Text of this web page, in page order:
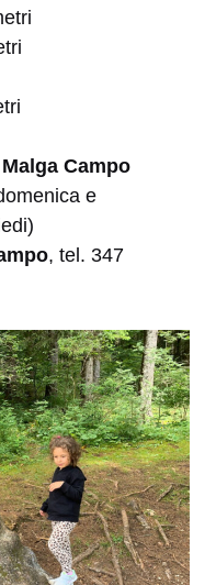
Campo
e
, tel. 347